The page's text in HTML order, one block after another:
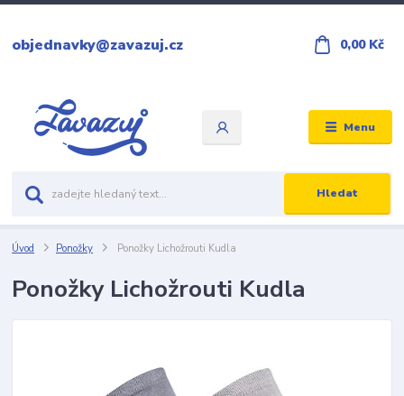
Menu
Hledat
objednavky@zavazuj.cz 0,00 Kč
Úvod Ponožky Ponožky Lichožrouti Kudla
Ponožky Lichožrouti Kudla